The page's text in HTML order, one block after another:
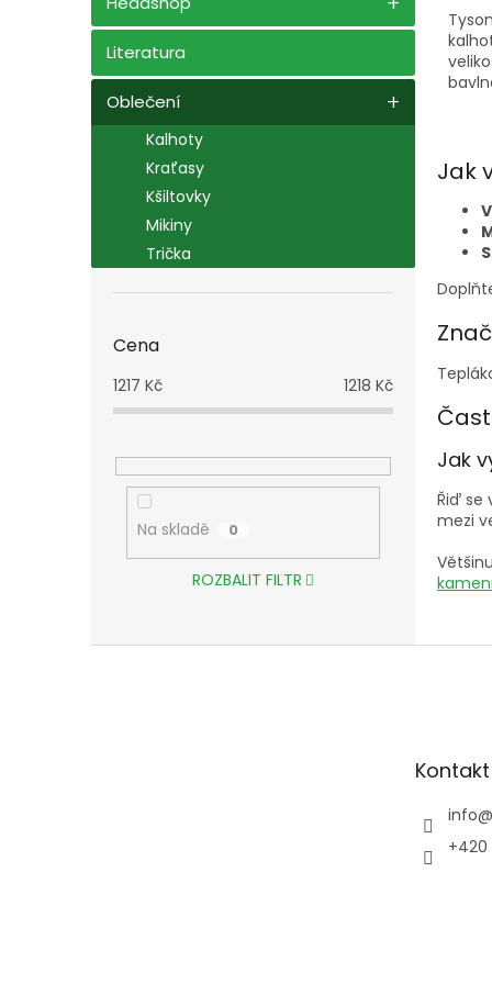
Literatura
Oblečení
Kalhoty
Kraťasy
Kšiltovky
Mikiny
Trička
Cena
1217 Kč 1218 Kč
Na skladě 0
ROZBALIT FILTR
Jak
Jak
Řiď se
mezi
Kontakt
info@
+420